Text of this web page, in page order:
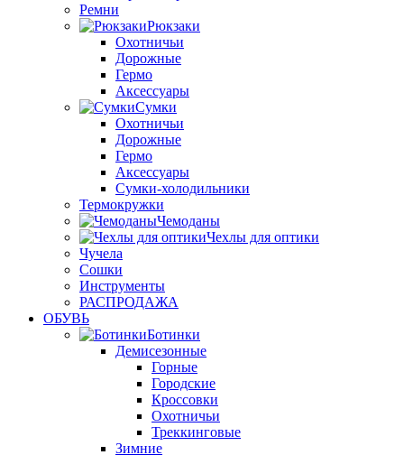
Ремни
Рюкзаки
Охотничьи
Дорожные
Гермо
Аксессуары
Сумки
Охотничьи
Дорожные
Гермо
Аксессуары
Сумки-холодильники
Термокружки
Чемоданы
Чехлы для оптики
Чучела
Сошки
Инструменты
РАСПРОДАЖА
ОБУВЬ
Ботинки
Демисезонные
Горные
Городские
Кроссовки
Охотничьи
Треккинговые
Зимние